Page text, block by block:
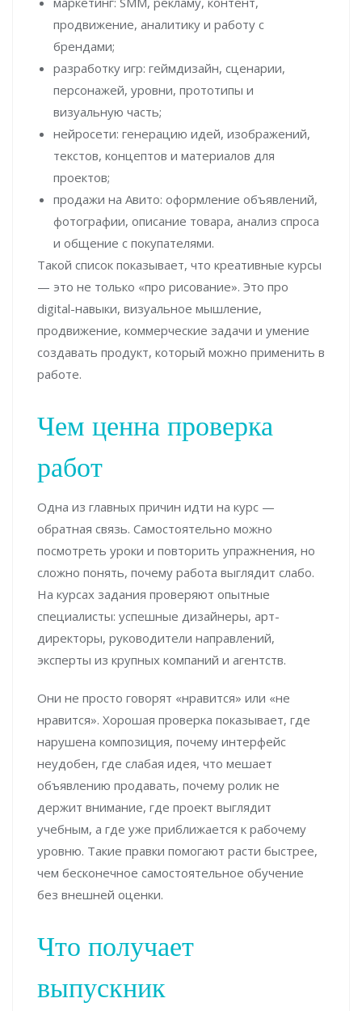
продвижение, аналитику и работу с
брендами;
разработку игр: геймдизайн, сценарии,
персонажей, уровни, прототипы и
визуальную часть;
нейросети: генерацию идей, изображений,
текстов, концептов и материалов для
проектов;
продажи на Авито: оформление объявлений,
фотографии, описание товара, анализ спроса
и общение с покупателями.
Такой список показывает, что креативные курсы
— это не только «про рисование». Это про
digital-навыки, визуальное мышление,
продвижение, коммерческие задачи и умение
создавать продукт, который можно применить в
работе.
Чем ценна проверка
работ
Одна из главных причин идти на курс —
обратная связь. Самостоятельно можно
посмотреть уроки и повторить упражнения, но
сложно понять, почему работа выглядит слабо.
На курсах задания проверяют опытные
специалисты: успешные дизайнеры, арт-
директоры, руководители направлений,
эксперты из крупных компаний и агентств.
Они не просто говорят «нравится» или «не
нравится». Хорошая проверка показывает, где
нарушена композиция, почему интерфейс
неудобен, где слабая идея, что мешает
объявлению продавать, почему ролик не
держит внимание, где проект выглядит
учебным, а где уже приближается к рабочему
уровню. Такие правки помогают расти быстрее,
чем бесконечное самостоятельное обучение
без внешней оценки.
Что получает
выпускник